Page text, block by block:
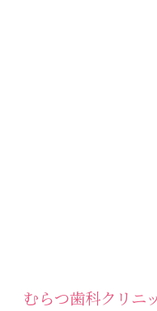
むらつ歯科クリニ